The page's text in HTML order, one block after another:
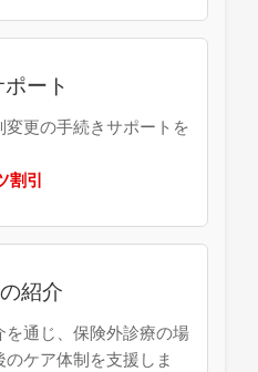
ート
更の手続きサポートを
割引
紹介
通じ、保険外診療の場
ケア体制を支援しま